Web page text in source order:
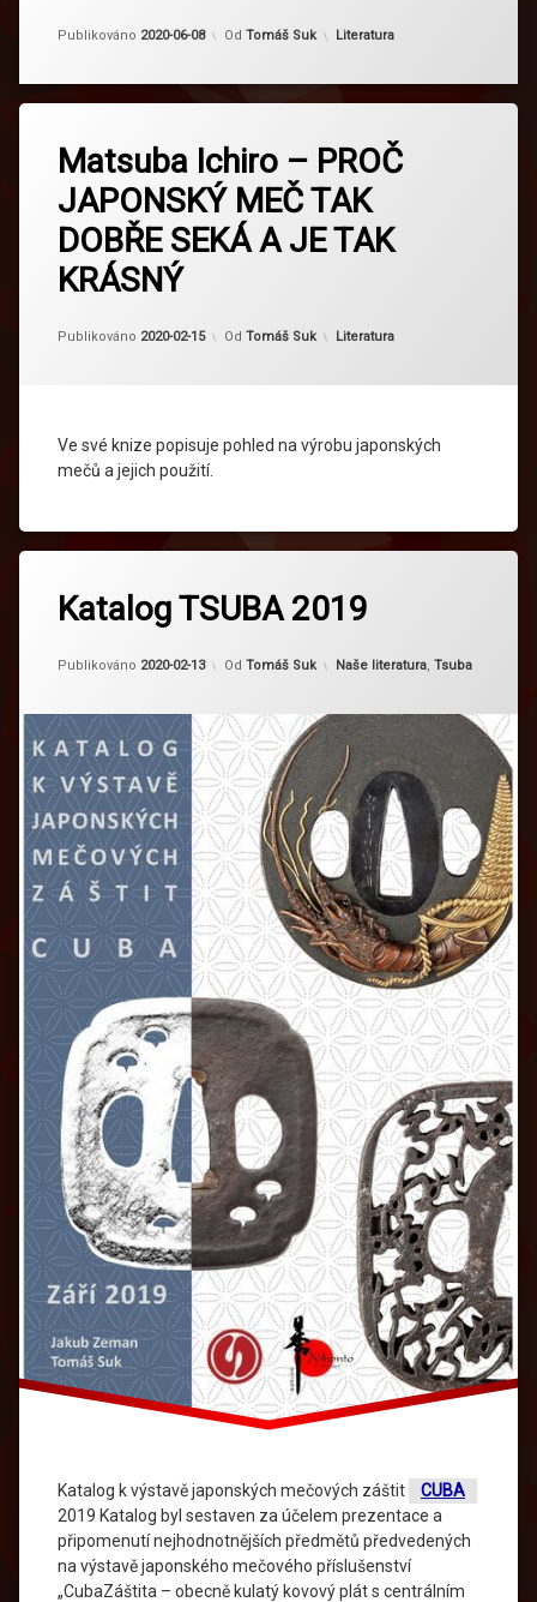
Publikováno 2020-06-08 Od Tomáš Suk Kategorie:
Literatura
Matsuba Ichiro – PROČ
JAPONSKÝ MEČ TAK
DOBŘE SEKÁ A JE TAK
KRÁSNÝ
Publikováno 2020-02-15 Od Tomáš Suk Kategorie:
Literatura
Ve své knize popisuje pohled na výrobu japonských
mečů a jejich použití.
matsuba
Katalog TSUBA 2019
Publikováno 2020-02-13 Od Tomáš Suk Kategorie:
Naše literatura Tsuba
Katalog k výstavě japonských mečových záštit
CUBA
2019 Katalog byl sestaven za účelem prezentace a
připomenutí nejhodnotnějších předmětů předvedených
na výstavě japonského mečového příslušenství
„CubaZáštita – obecně kulatý kovový plát s centrálním